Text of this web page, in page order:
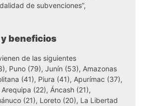
de subvenciones”,
beneficios
de las siguientes
Puno (79), Junín (53), Amazonas
(41), Piura (41), Apurímac (37),
(22), Áncash (21),
(21), Loreto (20), La Libertad